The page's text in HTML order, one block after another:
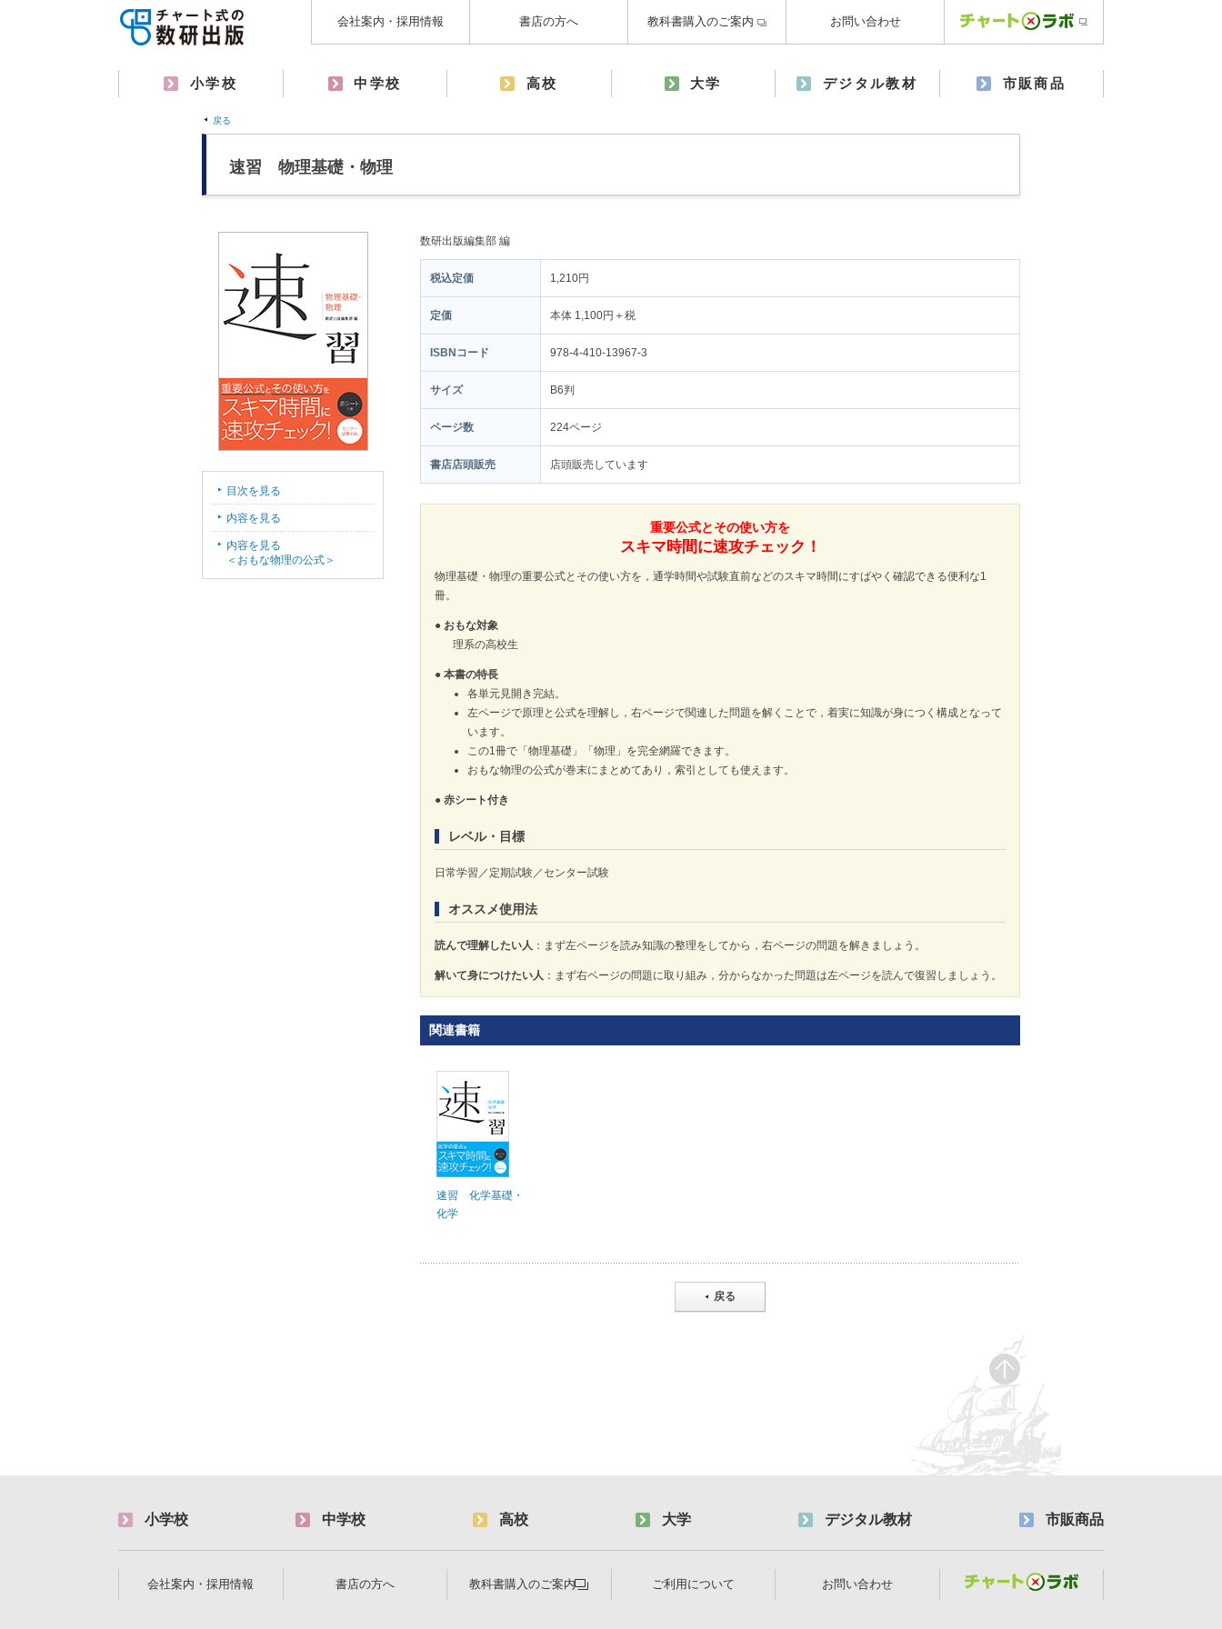
会社案内・採用情報 書店の方へ 教科書購入のご案内 お問い合わせ
小学校 中学校 高校 大学 デジタル教材 市販商品
戻る
速習 物理基礎・物理
数研出版編集部 編
税込定価 1,210円
定価 本体 1,100円＋税
ISBNコード 978-4-410-13967-3
サイズ B6判
ページ数 224ページ
書店店頭販売 店頭販売しています
重要公式とその使い方を
スキマ時間に速攻チェック！
物理基礎・物理の重要公式とその使い方を，通学時間や試験直前などのスキマ時間にすばやく確認できる便利な1
冊。
● おもな対象
理系の高校生
● 本書の特長
各単元見開き完結。
左ページで原理と公式を理解し，右ページで関連した問題を解くことで，着実に知識が身につく構成となって
います。
この1冊で「物理基礎」「物理」を完全網羅できます。
おもな物理の公式が巻末にまとめてあり，索引としても使えます。
● 赤シート付き
レベル・目標
日常学習／定期試験／センター試験
オススメ使用法
読んで理解したい人 ：まず左ページを読み知識の整理をしてから，右ページの問題を解きましょう。
解いて身につけたい人 ：まず右ページの問題に取り組み，分からなかった問題は左ページを読んで復習しましょう。
関連書籍
速習 化学基礎・
化学
戻る
目次を見る
内容を見る
内容を見る
＜おもな物理の公式＞
小学校 中学校 高校 大学 デジタル教材 市販商品
会社案内・採用情報 書店の方へ 教科書購入のご案内 ご利用について お問い合わせ